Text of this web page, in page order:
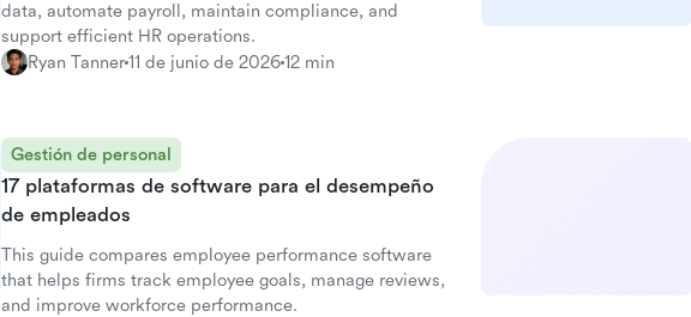
data, automate payroll, maintain compliance, and
support efficient HR operations.
Ryan Tanner11 de junio de 202612 min
Gestión de personal
17 plataformas de software para el desempeño
de empleados
This guide compares employee performance software
that helps firms track employee goals, manage reviews,
and improve workforce performance.